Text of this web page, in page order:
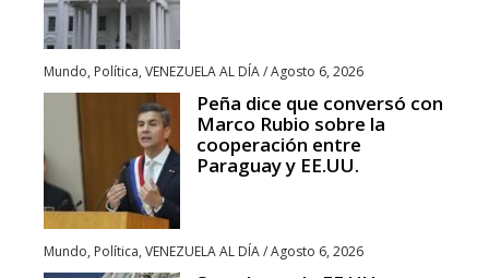
Mundo, Política, VENEZUELA AL DÍA/Agosto 6, 2026
Peña dice que conversó con
Marco Rubio sobre la
cooperación entre
Paraguay y EE.UU.
Mundo, Política, VENEZUELA AL DÍA/Agosto 6, 2026